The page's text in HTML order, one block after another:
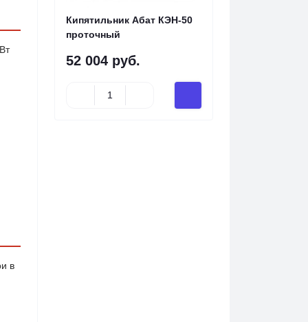
в
Кипятильник Абат КЭН-50
проточный
52 004 руб.